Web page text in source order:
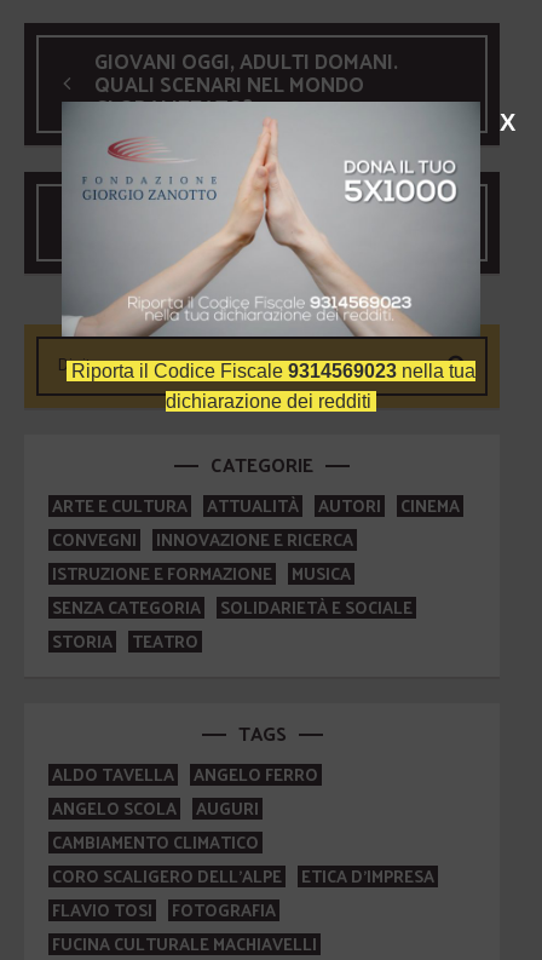
GIOVANI OGGI, ADULTI DOMANI.
QUALI SCENARI NEL MONDO
GLOBALIZZATO?
IL VOLTO INCOMPIUTO DELLA
CATEGORIE
ARTE E CULTURA ATTUALITÀ AUTORI
CINEMA
CONVEGNI
INNOVAZIONE E RICERCA
ISTRUZIONE E FORMAZIONE
MUSICA
SENZA CATEGORIA
SOLIDARIETÀ E SOCIALE
STORIA
TEATRO
TAGS
ALDO TAVELLA
ANGELO FERRO
ANGELO SCOLA
AUGURI
CAMBIAMENTO CLIMATICO
CORO SCALIGERO DELL'ALPE
ETICA D'IMPRESA
FLAVIO TOSI
FOTOGRAFIA
FUCINA CULTURALE MACHIAVELLI
Riporta il Codice Fiscale 9314569023 nella tua
dichiarazione dei redditi
X